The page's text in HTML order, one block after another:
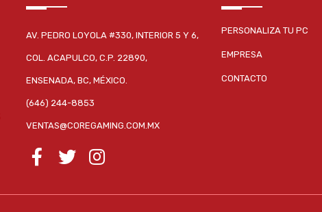
AV. PEDRO LOYOLA #330, INTERIOR 5 Y 6,
COL. ACAPULCO, C.P. 22890,
ENSENADA, BC, MÉXICO.
(646) 244-8853
VENTAS@COREGAMING.COM.MX
PERSONALIZA TU PC
EMPRESA
CONTACTO